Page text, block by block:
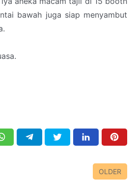
bawah juga siap menyambut
OLDER